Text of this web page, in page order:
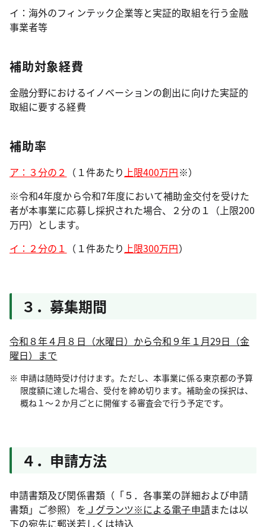
イ：海外のフィンテック企業等と実証的取組を行う金融
事業者等
補助対象経費
金融分野におけるイノベーションの創出に向けた実証的
取組に要する経費
補助率
ア：３分の２ （１件あたり上限400万円※）
※令和4年度から令和7年度において補助金交付を受けた
者が本事業に応募し採択された場合、２分の１（上限200
万円）とします。
イ：２分の１ （１件あたり上限300万円）
３．募集期間
令和８年４月８日（水曜日）から令和９年１月29日（金
曜日）まで
申請は随時受け付けます。ただし、本事業に係る東京都の予算
限度額に達した場合、受付を締め切ります。補助金の採択は、
概ね１～２か月ごとに開催する審査会で行う予定です。
４．申請方法
申請書類及び関係書類（「５．各事業の詳細および申請
書類」ご参照）を Ｊグランツ※による電子申請または以
下の宛先に郵送若しくは持込